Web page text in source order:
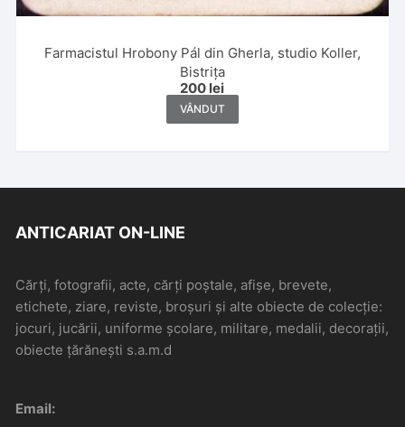
Farmacistul Hrobony Pál din Gherla, studio Koller,
Bistrița
200 lei
VÂNDUT
ANTICARIAT ON-LINE
Cărți, fotografii, acte, cărți poștale, afișe, brevete,
etichete, ziare, reviste, broșuri și alte obiecte de colecție:
jocuri, jucării, uniforme școlare, militare, medalii, decorații,
obiecte țărănești s.a.m.d
Email: